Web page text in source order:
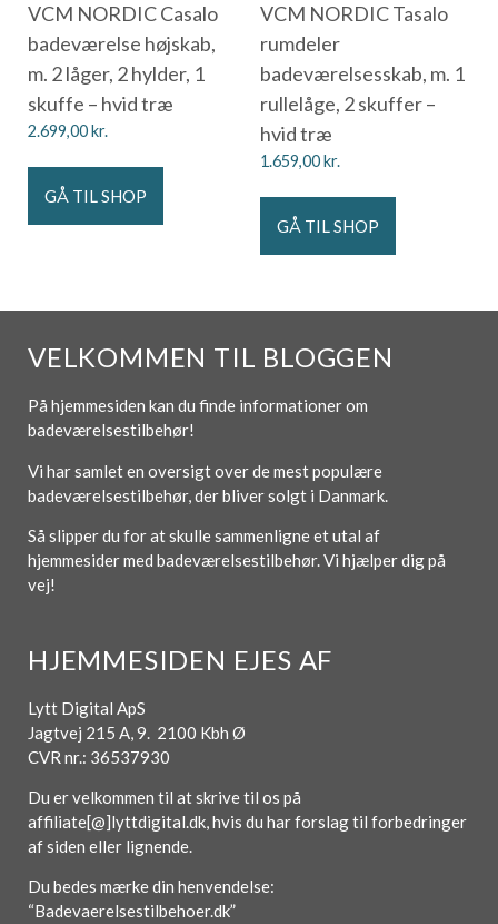
VCM NORDIC Casalo
badeværelse højskab,
m. 2 låger, 2 hylder, 1
skuffe – hvid træ
2.699,00kr.
GÅ TIL SHOP
VCM NORDIC Tasalo
rumdeler
badeværelsesskab, m. 1
rullelåge, 2 skuffer –
hvid træ
1.659,00kr.
GÅ TIL SHOP
VELKOMMEN TIL BLOGGEN
På hjemmesiden kan du finde informationer om
badeværelsestilbehør!
Vi har samlet en oversigt over de mest populære
badeværelsestilbehør, der bliver solgt i Danmark.
Så slipper du for at skulle sammenligne et utal af
hjemmesider med badeværelsestilbehør. Vi hjælper dig på
vej!
HJEMMESIDEN EJES AF
Lytt Digital ApS
Jagtvej 215 A, 9. 2100 Kbh Ø
CVR nr.: 36537930
Du er velkommen til at skrive til os på
affiliate[@]lyttdigital.dk, hvis du har forslag til forbedringer
af siden eller lignende.
Du bedes mærke din henvendelse:
“Badevaerelsestilbehoer.dk”